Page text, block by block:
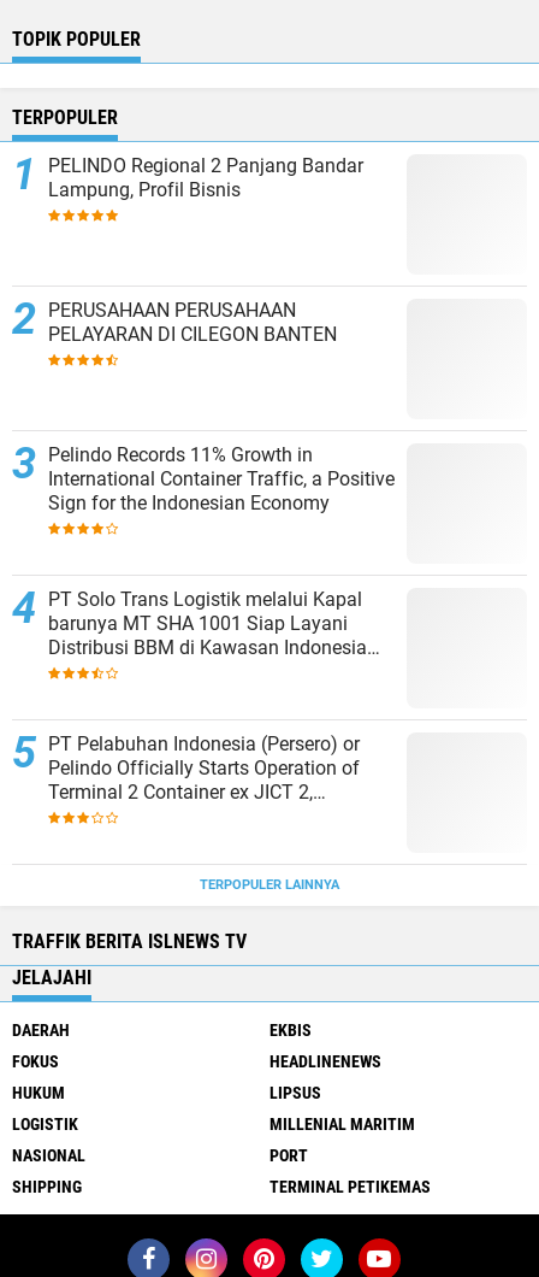
TOPIK POPULER
TERPOPULER
PELINDO Regional 2 Panjang Bandar
Lampung, Profil Bisnis
PERUSAHAAN PERUSAHAAN
PELAYARAN DI CILEGON BANTEN
Pelindo Records 11% Growth in
International Container Traffic, a Positive
Sign for the Indonesian Economy
PT Solo Trans Logistik melalui Kapal
barunya MT SHA 1001 Siap Layani
Distribusi BBM di Kawasan Indonesia
bagian Timur
PT Pelabuhan Indonesia (Persero) or
Pelindo Officially Starts Operation of
Terminal 2 Container ex JICT 2,
Strengthening Productivity of Tanjung
TERPOPULER LAINNYA
TRAFFIK BERITA ISLNEWS TV
JELAJAHI
DAERAH
EKBIS
FOKUS
HEADLINENEWS
HUKUM
LIPSUS
LOGISTIK
MILLENIAL MARITIM
NASIONAL
PORT
SHIPPING
TERMINAL PETIKEMAS